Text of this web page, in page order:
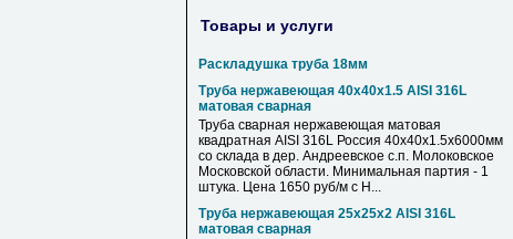
Товары и услуги
Раскладушка труба 18мм
Труба нержавеющая 40х40х1.5 AISI 316L
матовая сварная
Труба сварная нержавеющая матовая
квадратная AISI 316L Россия 40х40х1.5х6000мм
со склада в дер. Андреевское с.п. Молоковское
Московской области. Минимальная партия - 1
штука. Цена 1650 руб/м с Н...
Труба нержавеющая 25х25х2 AISI 316L
матовая сварная